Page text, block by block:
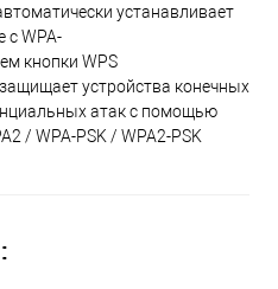
устанавливает
с WPA-
кнопки WPS
устройства конечных
атак с помощью
/ WPA-PSK / WPA2-PSK